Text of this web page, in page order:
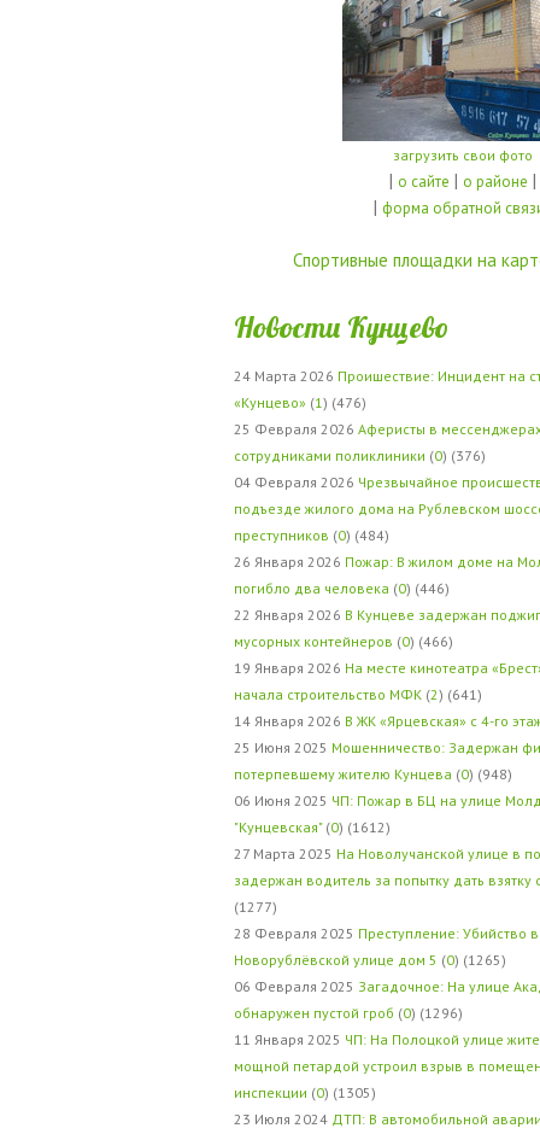
загрузить свои фото
| о сайте | о районе |
| форма обратной
Спортивные площадки на
Новости Кунцево
24 Марта 2026 Проишествие: Инцидент на
«Кунцево» (1 ) (476)
25 Февраля 2026 Аферисты в
сотрудниками поликлиники (0) (376)
04 Февраля 2026 Чрезвычайное
подъезде жилого дома на Рублевском
преступников (0) (484)
26 Января 2026 Пожар: В жилом доме на
погибло два человека (0) (446)
22 Января 2026 В Кунцеве задержан
мусорных контейнеров (0) (466)
19 Января 2026 На месте кинотеатра
начала строительство МФК (2) (641)
14 Января 2026 В ЖК «Ярцевская» с 4-го
25 Июня 2025 Мошенничество: Задержан
потерпевшему жителю Кунцева (0) (948)
06 Июня 2025 ЧП: Пожар в БЦ на улице
"Кунцевская" (0) (1612)
27 Марта 2025 На Новолучанской улице в
задержан водитель за попытку дать
(1277)
28 Февраля 2025 Преступление: Убийство
Новорублёвской улице дом 5 (0) (1265)
06 Февраля 2025 Загадочное: На улице
обнаружен пустой гроб (0) (1296)
11 Января 2025 ЧП: На Полоцкой улице
мощной петардой устроил взрыв в
инспекции (0) (1305)
23 Июля 2024 ДТП: В автомобильной